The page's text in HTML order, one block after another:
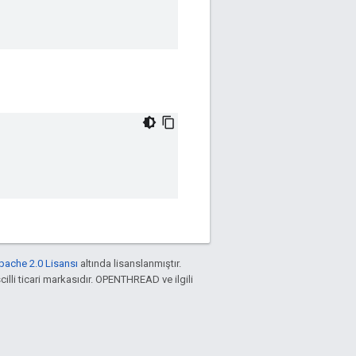
2.0 Lisansı altında lisanslanmıştır.
ticari markasıdır. OPENTHREAD ve ilgili